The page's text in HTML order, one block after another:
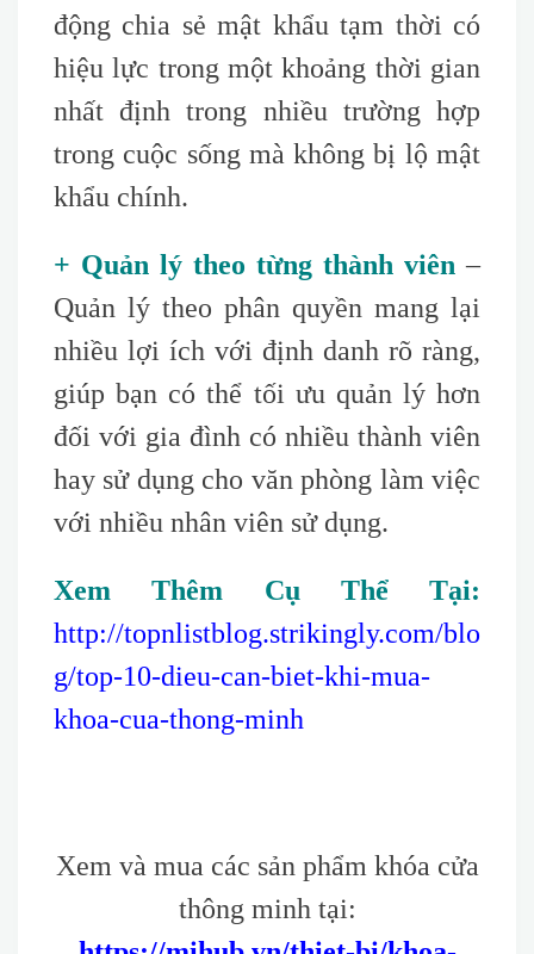
động chia sẻ mật khẩu tạm thời có
hiệu lực trong một khoảng thời gian
nhất định trong nhiều trường hợp
trong cuộc sống mà không bị lộ mật
khẩu chính.
+ Quản lý theo từng thành viên –
Quản lý theo phân quyền mang lại
nhiều lợi ích với định danh rõ ràng,
giúp bạn có thể tối ưu quản lý hơn
đối với gia đình có nhiều thành viên
hay sử dụng cho văn phòng làm việc
với nhiều nhân viên sử dụng.
Xem Thêm Cụ Thể Tại:
http://topnlistblog.strikingly.com/blo
g/top-10-dieu-can-biet-khi-mua-
khoa-cua-thong-minh
Xem và mua các sản phẩm khóa cửa
thông minh tại: